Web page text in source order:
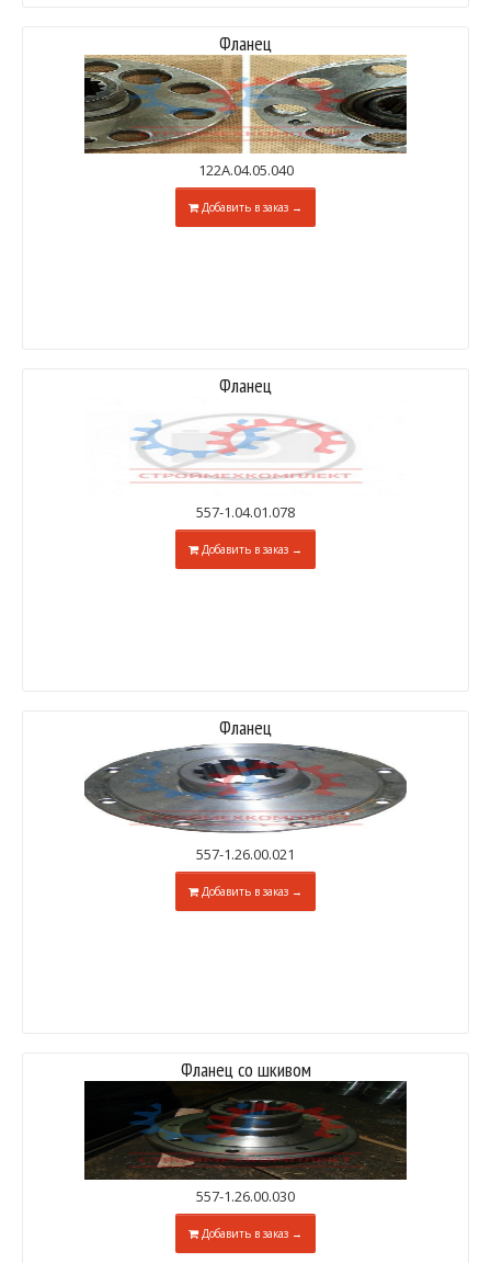
Фланец
122А.04.05.040
Добавить в заказ →
Фланец
557-1.04.01.078
Добавить в заказ →
Фланец
557-1.26.00.021
Добавить в заказ →
Фланец со шкивом
557-1.26.00.030
Добавить в заказ →